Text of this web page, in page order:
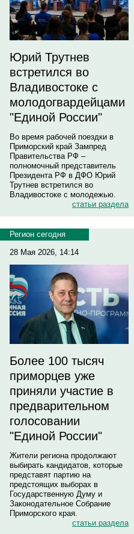
Юрий Трутнев
встретился во
Владивостоке с
молодогвардейцами
"Единой России"
Во время рабочей поездки в
Приморский край Зампред
Правительства РФ –
полномочный представитель
Президента РФ в ДФО Юрий
Трутнев встретился во
Владивостоке с молодежью.
статьи раздела
Регион сегодня
28 Мая 2026, 14:14
Более 100 тысяч
приморцев уже
приняли участие в
предварительном
голосовании
"Единой России"
Жители региона продолжают
выбирать кандидатов, которые
представят партию на
предстоящих выборах в
Государственную Думу и
Законодательное Собрание
Приморского края.
статьи раздела